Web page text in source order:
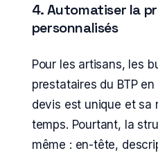
4. Automatiser la
personnalisés
Pour les artisans, les
prestataires du BTP
devis est unique et sa
temps. Pourtant, la
même : en-tête,